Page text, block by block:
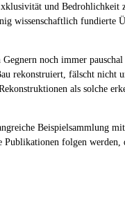
und
wissenschaftlich fundierte
noch immer
rekonstruiert, fälscht nicht
als solche
Beispielsammlung mit
Publikationen folgen